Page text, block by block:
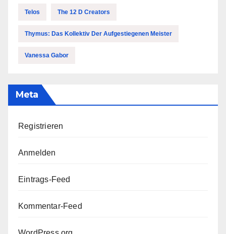
Telos The 12 D Creators
Thymus: Das Kollektiv Der Aufgestiegenen Meister
Vanessa Gabor
Meta
Registrieren
Anmelden
Eintrags-Feed
Kommentar-Feed